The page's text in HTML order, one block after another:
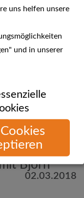
Björn
02.03.2018
uns helfen unsere
und in unserer